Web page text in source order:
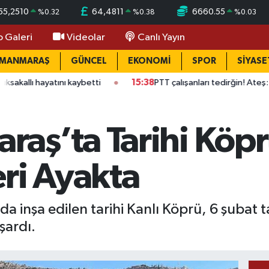
%0.32 64,4811 %0.38 6660.55 %0.03
Galeri Videolar Canlı Yayın
GÜNCEL EKONOMİ SPOR
kaybetti 15:38 PTT çalışanları tedirğin! Ateş: "Vicdan
Tarihi
Ayakta
inşa edilen tarihi Kanlı Köprü, 6